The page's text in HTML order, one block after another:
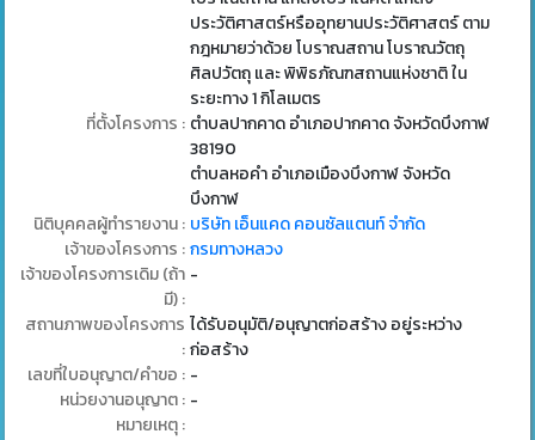
ประวัติศาสตร์หรืออุทยานประวัติศาสตร์ ตาม
กฎหมายว่าด้วย โบราณสถาน โบราณวัตถุ
ศิลปวัตถุ และ พิพิธภัณฑสถานแห่งชาติ ใน
ระยะทาง 1 กิโลเมตร
ที่ตั้งโครงการ : ตำบลปากคาด อำเภอปากคาด จังหวัดบึงกาฬ
38190
ตำบลหอคำ อำเภอเมืองบึงกาฬ จังหวัด
บึงกาฬ
นิติบุคคลผู้ทำรายงาน : บริษัท เอ็นแคด คอนซัลแตนท์ จำกัด
เจ้าของโครงการ : กรมทางหลวง
เจ้าของโครงการเดิม (ถ้า
มี) :
-
สถานภาพของโครงการ
:
ได้รับอนุมัติ/อนุญาตก่อสร้าง อยู่ระหว่าง
ก่อสร้าง
เลขที่ใบอนุญาต/คำขอ : -
หน่วยงานอนุญาต : -
หมายเหตุ :